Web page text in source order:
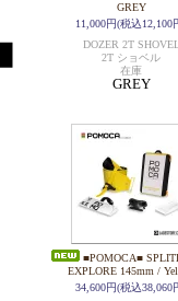
GREY
11,000円(税込12,100
DOZER 2T
2T ショベル
在庫
GREY
■POMOCA■
EXPLORE 145mm /
34,600円(税込38,060